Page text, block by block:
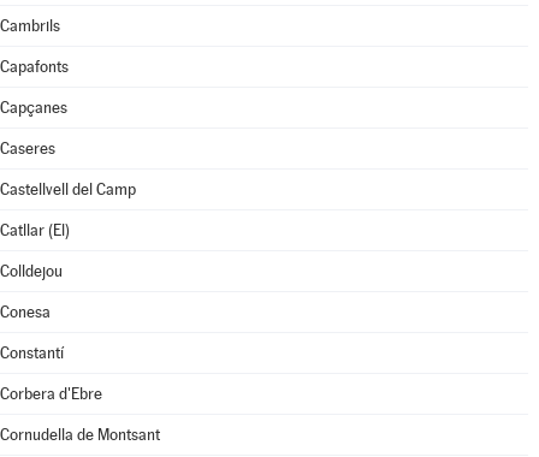
Cambrils
Capafonts
Capçanes
Caseres
Castellvell del Camp
Catllar (El)
Colldejou
Conesa
Constantí
Corbera d'Ebre
Cornudella de Montsant